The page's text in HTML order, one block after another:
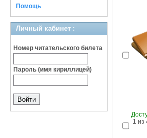
Помощь
Личный кабинет :
Номер читательского билета
Пароль (имя кириллицей)
1 из